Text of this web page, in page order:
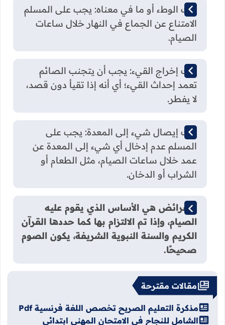
ترك الوطء أو ما في معناه: يجب على المسلم
الامتناع عن الجماع في النهار خلال ساعات
الصيام.
ترك إخراج القيء: يجب أن يتجنب الصائم
تعمد إحداث القيء؛ أي أنه إذا تقيأ دون قصد،
لا يفطر.
ترك إيصال شيء إلى المعدة: يجب على
المسلم عدم إدخال أي شيء إلى المعدة عن
عمد خلال ساعات الصيام، مثل الطعام أو
الشراب أو الدخان.
الفرائض هي الأساس الذي يقوم عليه
الصيام، وإذا تم الالتزام بها كما حددها القرآن
الكريم والسنة النبوية الشريفة، يكون الصوم
صحيحًا.
مقالات مقترحة
مذكرة التعليم الصريح تخصص اللغة فرنسية Pdf
الشامل للنجاح في الامتحان المهني ابتدائي